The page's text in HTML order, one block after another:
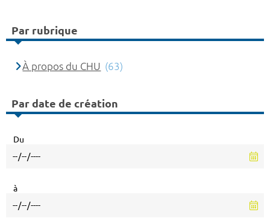
Par rubrique
À propos du CHU (63)
Par date de création
Du
à